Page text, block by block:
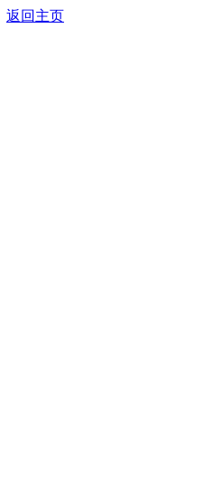
返回主页